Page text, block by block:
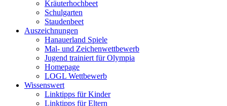
Kräuterhochbeet
Schulgarten
Staudenbeet
Auszeichnungen
Hanauerland Spiele
Mal- und Zeichenwettbewerb
Jugend trainiert für Olympia
Homepage
LOGL Wettbewerb
Wissenswert
Linktipps für Kinder
Linktipps für Eltern